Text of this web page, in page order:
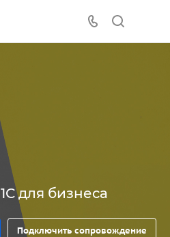
для бизнеса
Подключить сопровождение